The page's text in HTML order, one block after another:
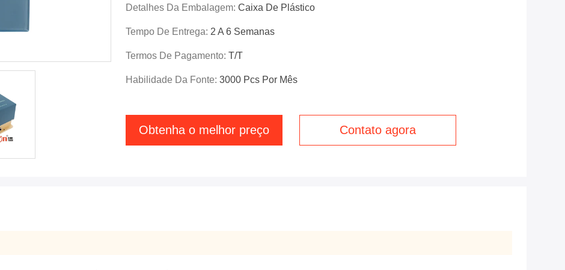
Detalhes Da Embalagem: Caixa De Plástico
Tempo De Entrega: 2 A 6 Semanas
Termos De Pagamento: T/T
Habilidade Da Fonte: 3000 Pcs Por Mês
Obtenha o melhor preço Contato agora